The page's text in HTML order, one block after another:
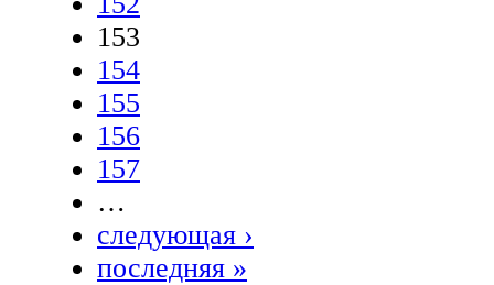
153
154
155
156
157
…
следующая ›
последняя »